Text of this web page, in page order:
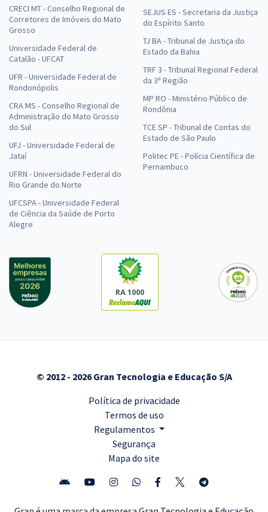
CRECI MT - Conselho Regional de
Corretores de Imóveis do Mato
Grosso
Universidade Federal de
Catalão - UFCAT
UFR - Universidade Federal de
Rondonópolis
CRA MS - Conselho Regional de
Administração do Mato Grosso
do Sul
UFJ - Universidade Federal de
Jataí
UFRN - Universidade Federal do
Rio Grande do Norte
UFCSPA - Universidade Federal
de Ciência da Saúde de Porto
Alegre
SEJUS ES - Secretaria da Justiça
do Espírito Santo
TJ BA - Tribunal de Justiça do
Estado da Bahia
TRF 3 - Tribunal Regional Federal
da 3ª Região
MP RO - Ministério Público de
Rondônia
TCE SP - Tribunal de Contas do
Estado de São Paulo
Politec PE - Polícia Científica de
Pernambuco
RA 1000
© 2012 - 2026 Gran Tecnologia e Educação S/A
Política de privacidade
Termos de uso
Regulamentos
Segurança
Mapa do site